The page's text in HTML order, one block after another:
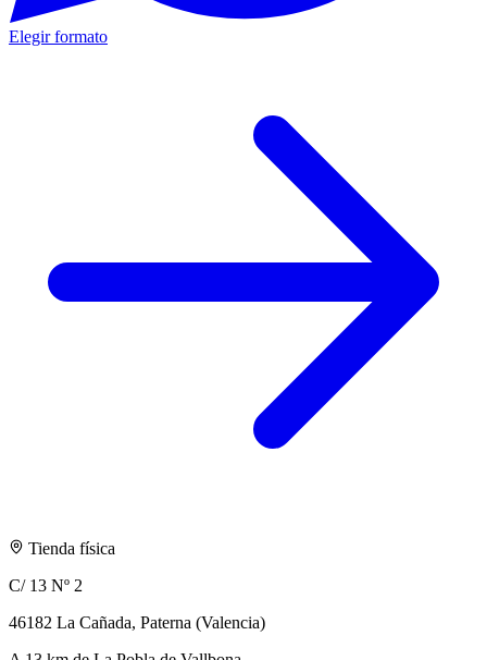
Elegir formato
Tienda física
C/ 13 Nº 2
46182 La Cañada, Paterna (Valencia)